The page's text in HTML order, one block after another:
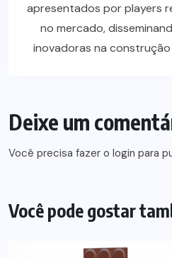
apresentados por players
no mercado,
inovadoras na
Deixe um
Você precisa fazer o login para
Você pode gostar